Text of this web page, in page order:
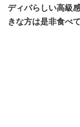
ディバらしい高級
きな方は是非食べ